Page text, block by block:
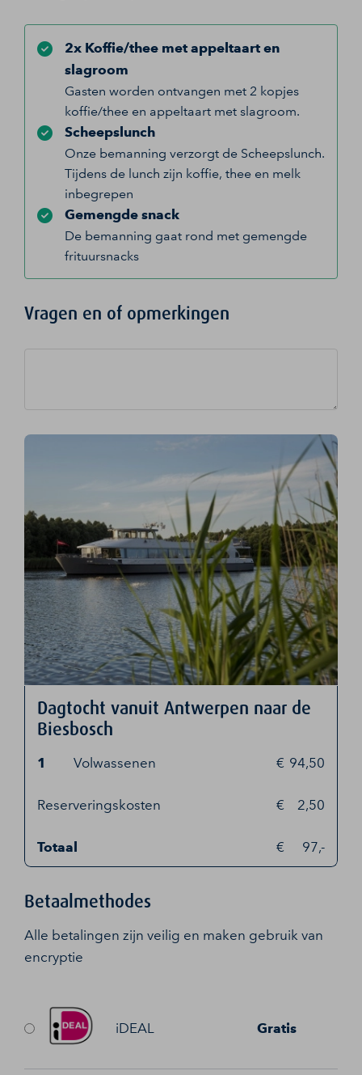
2x Koffie/thee met appeltaart en
slagroom
Gasten worden ontvangen met 2 kopjes
koffie/thee en appeltaart met slagroom.
Scheepslunch
Onze bemanning verzorgt de Scheepslunch.
Tijdens de lunch zijn koffie, thee en melk
inbegrepen
Gemengde snack
De bemanning gaat rond met gemengde
frituursnacks
Vragen en of opmerkingen
Dagtocht vanuit Antwerpen naar de
Biesbosch
1 Volwassenen 94,50
Reserveringskosten 2,50
Totaal 97,-
Betaalmethodes
Alle betalingen zijn veilig en maken gebruik van
encryptie
iDEAL Gratis